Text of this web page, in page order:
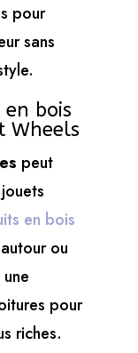
pour
sans
en bois
Wheels
peut
en bois
ou
pour
riches.